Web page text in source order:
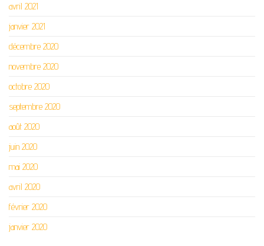
avril 2021
janvier 2021
décembre 2020
novembre 2020
octobre 2020
septembre 2020
août 2020
juin 2020
mai 2020
avril 2020
février 2020
janvier 2020